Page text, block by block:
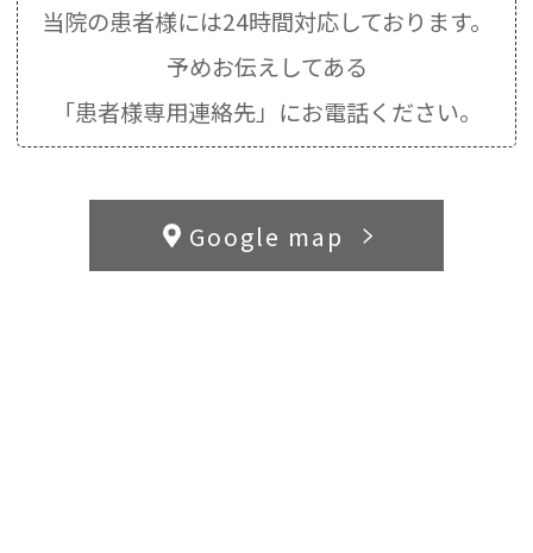
当院の患者様には24時間対応しております。
予めお伝えしてある
「患者様専用連絡先」にお電話ください。
Google map